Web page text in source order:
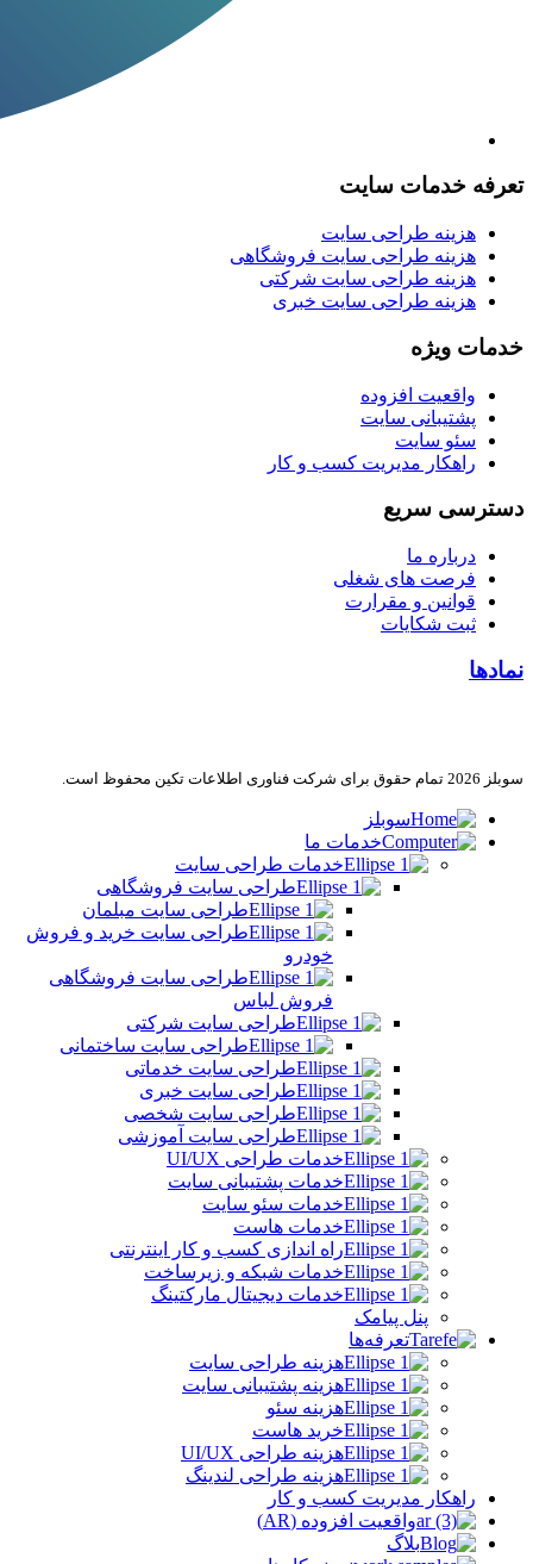
تعرفه خدمات سایت
هزینه طراحی سایت
هزینه طراحی سایت فروشگاهی
هزینه طراحی سایت شرکتی
هزینه طراحی سایت خبری
خدمات ویژه
واقعیت افزوده
پشتیبانی سایت
سئو سایت
راهکار مدیریت کسب و کار
دسترسی سریع
درباره ما
فرصت های شغلی
قوانین و مقرارت
ثبت شکایات
نمادها
سوبلز 2026 تمام حقوق برای شرکت فناوری اطلاعات تکین محفوظ است.
سوبلز
خدمات ما
خدمات طراحی سایت
طراحی سایت فروشگاهی
طراحی سایت مبلمان
طراحی سایت خرید و فروش
خودرو
طراحی سایت فروشگاهی
فروش لباس
طراحی سایت شرکتی
طراحی سایت ساختمانی
طراحی سایت خدماتی
طراحی سایت خبری
طراحی سایت شخصی
طراحی سایت آموزشی
خدمات طراحی UI/UX
خدمات پشتیبانی سایت
خدمات سئو سایت
خدمات هاست
راه اندازی کسب و کار اینترنتی
خدمات شبکه و زیرساخت
خدمات دیجیتال مارکتینگ
پنل پیامک
تعرفه‌ها
هزینه طراحی سایت
هزینه پشتیبانی سایت
هزینه سئو
خرید هاست
هزینه طراحی UI/UX
هزینه طراحی لندینگ
راهکار مدیریت کسب و کار
واقعیت افزوده (AR)
بلاگ